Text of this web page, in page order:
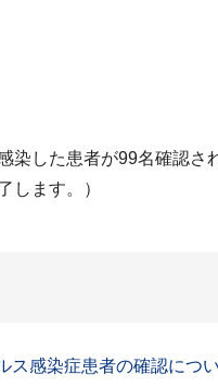
した患者が99名確認さ
します。）
感染症患者の確認につ